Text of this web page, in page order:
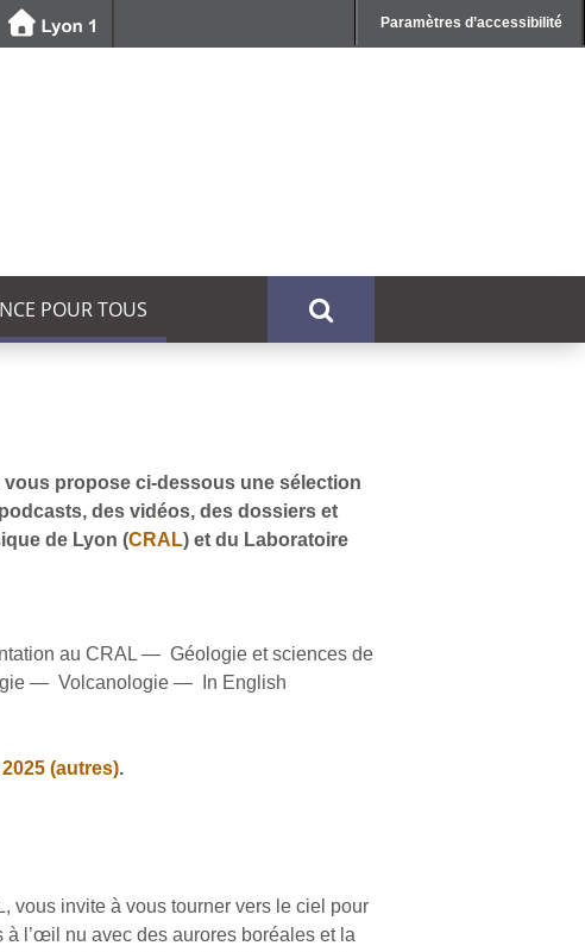
Paramètres d’accessibilité
POUR TOUS
propose ci-dessous une sélection
des vidéos, des dossiers et
de Lyon (CRAL) et du Laboratoire
au CRAL — Géologie et sciences de
— Volcanologie — In English
2025 (autres).
vous invite à vous tourner vers le ciel pour
l’œil nu avec des aurores boréales et la